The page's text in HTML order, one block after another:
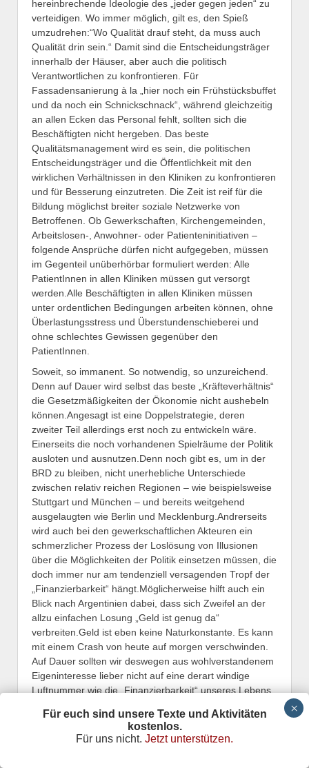
hereinbrechende Ideologie des „jeder gegen jeden“ zu
verteidigen. Wo immer möglich, gilt es, den Spieß
umzudrehen:“Wo Qualität drauf steht, da muss auch
Qualität drin sein.“ Damit sind die Entscheidungsträger
innerhalb der Häuser, aber auch die politisch
Verantwortlichen zu konfrontieren. Für
Fassadensanierung à la „hier noch ein Frühstücksbuffet
und da noch ein Schnickschnack“, während gleichzeitig
an allen Ecken das Personal fehlt, sollten sich die
Beschäftigten nicht hergeben. Das beste
Qualitätsmanagement wird es sein, die politischen
Entscheidungsträger und die Öffentlichkeit mit den
wirklichen Verhältnissen in den Kliniken zu konfrontieren
und für Besserung einzutreten. Die Zeit ist reif für die
Bildung möglichst breiter soziale Netzwerke von
Betroffenen. Ob Gewerkschaften, Kirchengemeinden,
Arbeitslosen-, Anwohner- oder Patienteninitiativen –
folgende Ansprüche dürfen nicht aufgegeben, müssen
im Gegenteil unüberhörbar formuliert werden: Alle
PatientInnen in allen Kliniken müssen gut versorgt
werden.Alle Beschäftigten in allen Kliniken müssen
unter ordentlichen Bedingungen arbeiten können, ohne
Überlastungsstress und Überstundenschieberei und
ohne schlechtes Gewissen gegenüber den
PatientInnen.
Soweit, so immanent. So notwendig, so unzureichend.
Denn auf Dauer wird selbst das beste „Kräfteverhältnis“
die Gesetzmäßigkeiten der Ökonomie nicht aushebeln
können.Angesagt ist eine Doppelstrategie, deren
zweiter Teil allerdings erst noch zu entwickeln wäre.
Einerseits die noch vorhandenen Spielräume der Politik
ausloten und ausnutzen.Denn noch gibt es, um in der
BRD zu bleiben, nicht unerhebliche Unterschiede
zwischen relativ reichen Regionen – wie beispielsweise
Stuttgart und München – und bereits weitgehend
ausgelaugten wie Berlin und Mecklenburg.Andrerseits
wird auch bei den gewerkschaftlichen Akteuren ein
schmerzlicher Prozess der Loslösung von Illusionen
über die Möglichkeiten der Politik einsetzen müssen, die
doch immer nur am tendenziell versagenden Tropf der
„Finanzierbarkeit“ hängt.Möglicherweise hilft auch ein
Blick nach Argentinien dabei, dass sich Zweifel an der
allzu einfachen Losung „Geld ist genug da“
verbreiten.Geld ist eben keine Naturkonstante. Es kann
mit einem Crash von heute auf morgen verschwinden.
Auf Dauer sollten wir deswegen aus wohlverstandenem
Eigeninteresse lieber nicht auf eine derart windige
Luftnummer wie die „Finanzierbarkeit“ unseres Lebens
Dies natürlich ist das schwierigste Kapitel von allen. Und
trotzdem wird die Notwendigkeit einer „zweiten Linie“
Für euch sind unsere Texte und Aktivitäten
kostenlos.
Für uns nicht. Jetzt unterstützen.